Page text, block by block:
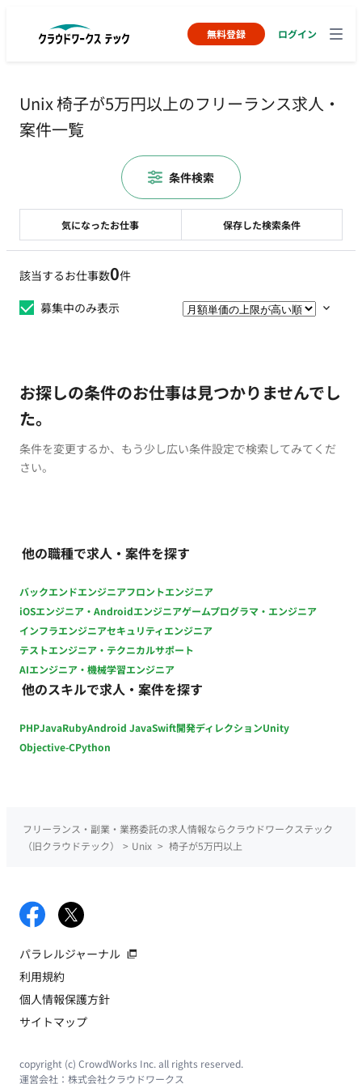
無料登録 ログイン
Unix 椅子が5万円以上のフリーランス求人・
案件一覧
該当するお仕事数0件
募集中のみ表示
お探しの条件のお仕事は見つかりませんでし
た。
条件を変更するか、もう少し広い条件設定で検索してみてくだ
さい。
他の職種で求人・案件を探す
バックエンドエンジニアフロントエンジニア
iOSエンジニア・Androidエンジニアゲームプログラマ・エンジニア
インフラエンジニアセキュリティエンジニア
テストエンジニア・テクニカルサポート
AIエンジニア・機械学習エンジニア
他のスキルで求人・案件を探す
PHPJavaRubyAndroid JavaSwift開発ディレクションUnity
Objective-CPython
気になったお仕事 保存した検索条件
条件検索
フリーランス・副業・業務委託の求人情報ならクラウドワークステック
（旧クラウドテック）
> Unix > 椅子が5万円以上
パラレルジャーナル
利用規約
個人情報保護方針
サイトマップ
copyright (c) CrowdWorks Inc. all rights reserved.
運営会社： 株式会社クラウドワークス